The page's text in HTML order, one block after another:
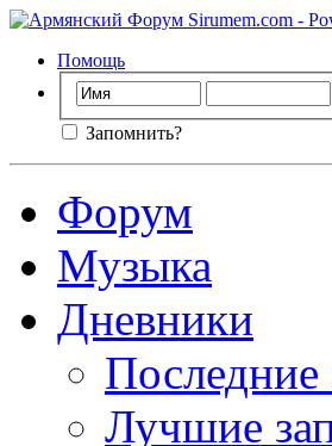
Помощь
Запомнить?
Форум
Музыка
Дневники
Последние
Лучшие